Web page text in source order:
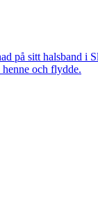
sitt halsband i
och flydde.